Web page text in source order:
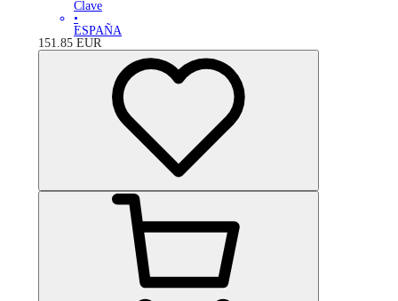
Clave
•
ESPAÑA
151.85 EUR